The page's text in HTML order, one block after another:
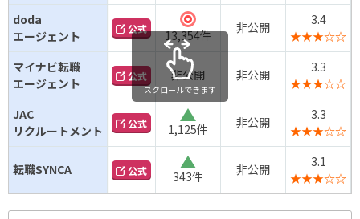
doda
エージェント
公式
13,354件
非公開
3.4
★★★☆☆
マイナビ転職
エージェント
公式 非公開 非公開
3.3
★★★☆☆
JAC
リクルートメント
公式
1,125件
非公開
3.3
★★★☆☆
転職SYNCA 公式
343件
非公開
3.1
★★★☆☆
スクロールできます